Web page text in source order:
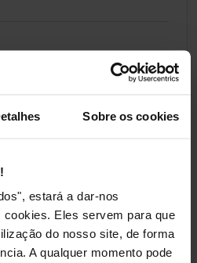
Sobre os cookies
estará a dar-nos
Eles servem para que
do nosso site, de forma
A qualquer momento pode